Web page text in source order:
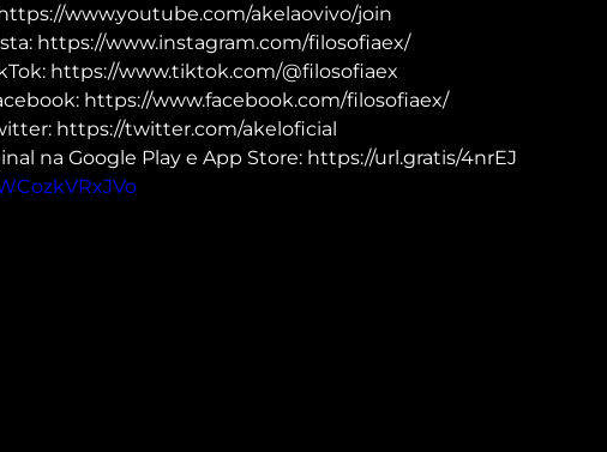
www.youtube.com/akelaovivo/join
https://www.instagram.com/filosofiaex/
https://www.tiktok.com/@filosofiaex
https://www.facebook.com/filosofiaex/
https://twitter.com/akeloficial
na Google Play e App Store: https://url.gratis/4nrEJ